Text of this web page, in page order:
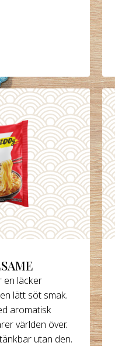
en läcker
lätt söt smak.
aromatisk
världen över.
utan den.